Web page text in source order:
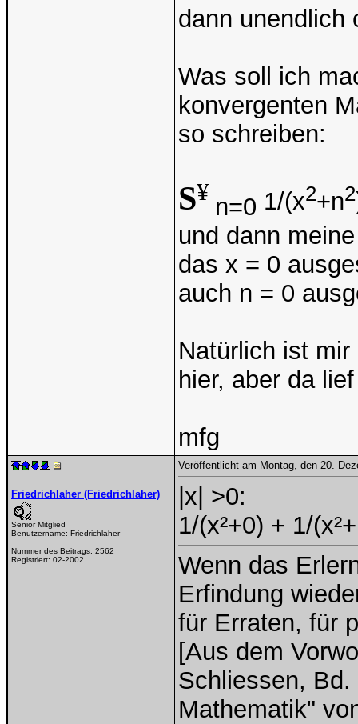
dann unendlich
Was soll ich
konvergenten
so schreiben:
S¥
n=0 1/(x2+n2
und dann
das x = 0
auch n = 0
Natürlich ist
hier, aber da
mfg
Friedrichlaher (Friedrichlaher)
Senior Mitglied
Benutzername: Friedrichlaher
Nummer des Beitrags: 2562
Registriert: 02-2002
Veröffentlicht am Montag, den 20.
|x| >0:
1/(x²+0) + 1/
Wenn das
Erfindung
für Erraten, für
[Aus dem
Schliessen,
Mathematik"